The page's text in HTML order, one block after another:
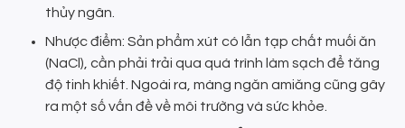
thủy ngân.
Nhược điểm: Sản phẩm xút có lẫn tạp chất muối ăn
(NaCl), cần phải trải qua quá trình làm sạch để tăng
độ tinh khiết. Ngoài ra, màng ngăn amiăng cũng gây
ra một số vấn đề về môi trường và sức khỏe.